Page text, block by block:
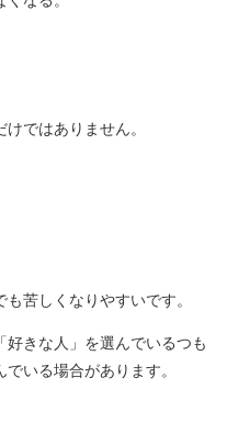
ではありません。
苦しくなりやすいです。
きな人」を選んでいるつも
いる場合があります。